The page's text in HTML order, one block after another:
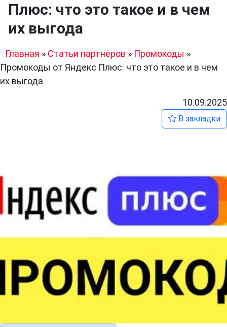
Плюс: что это такое и в чем
их выгода
Главная » Статьи партнеров » Промокоды »
Промокоды от Яндекс Плюс: что это такое и в чем
их выгода
10.09.2025
В закладки